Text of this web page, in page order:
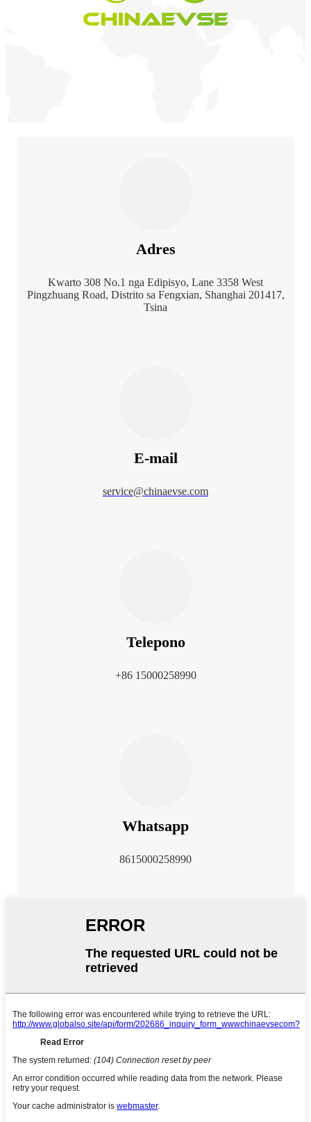
Adres
Kwarto 308 No.1 nga Edipisyo, Lane 3358 West
Pingzhuang Road, Distrito sa Fengxian, Shanghai 201417,
Tsina
E-mail
service@chinaevse.com
Telepono
+86 15000258990
Whatsapp
8615000258990